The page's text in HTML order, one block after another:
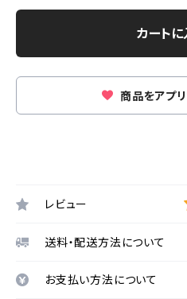
カート
商品をアプ
レビュー
送料・配送方法について
お支払い方法について